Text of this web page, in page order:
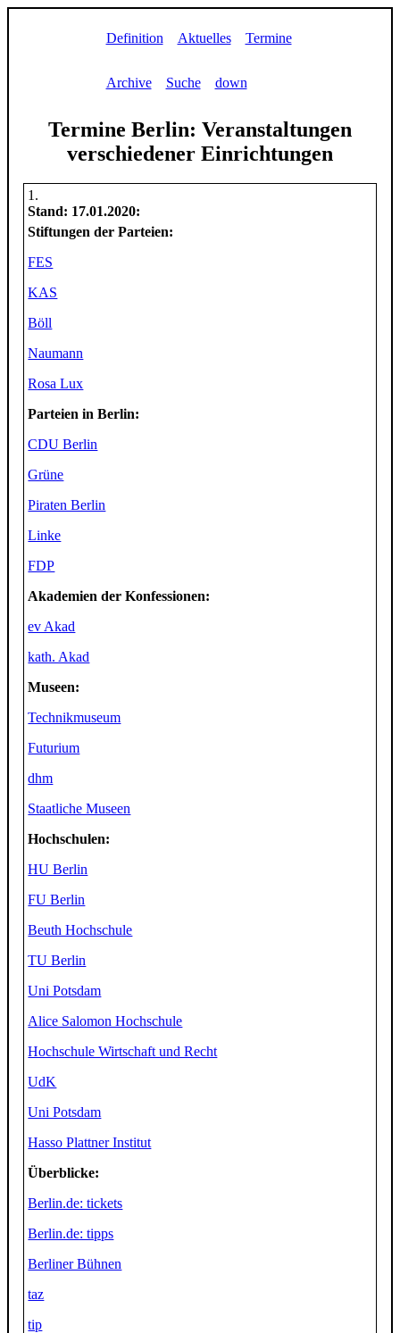
Definition Aktuelles Termine
Archive Suche down
Termine Berlin: Veranstaltungen
verschiedener Einrichtungen
Stand: 17.01.2020:
Stiftungen der Parteien:
FES
KAS
Böll
Naumann
Rosa Lux
Parteien in Berlin:
CDU Berlin
Grüne
Piraten Berlin
Linke
FDP
Akademien der Konfessionen:
ev Akad
kath. Akad
Museen:
Technikmuseum
Futurium
dhm
Staatliche Museen
Hochschulen:
HU Berlin
FU Berlin
Beuth Hochschule
TU Berlin
Uni Potsdam
Alice Salomon Hochschule
Hochschule Wirtschaft und Recht
UdK
Uni Potsdam
Hasso Plattner Institut
Überblicke:
Berlin.de: tickets
Berlin.de: tipps
Berliner Bühnen
taz
tip